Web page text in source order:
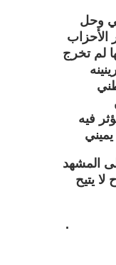
وحل
الأحزاب
لم تخرج
فيه
المشهد
يتيح
.